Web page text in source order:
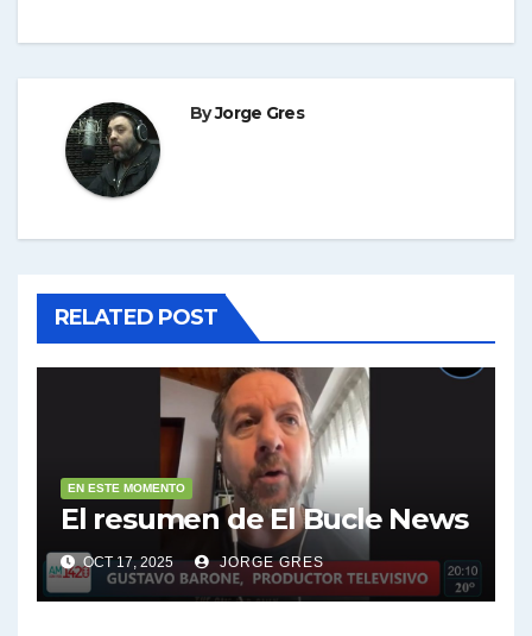
ByJorge Gres
RELATED POST
EN ESTE MOMENTO
El resumen de El Bucle News
OCT 17, 2025 JORGE GRES